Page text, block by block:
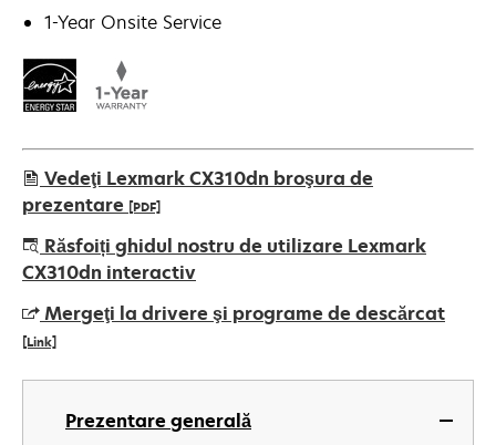
1-Year Onsite Service
Vedeţi Lexmark CX310dn broşura de
prezentare [PDF]
opens
in
new
tab
Răsfoiți ghidul nostru de utilizare Lexmark
CX310dn interactiv
Mergeţi la drivere şi programe de descărcat
[Link]
opens
Prezentare generală